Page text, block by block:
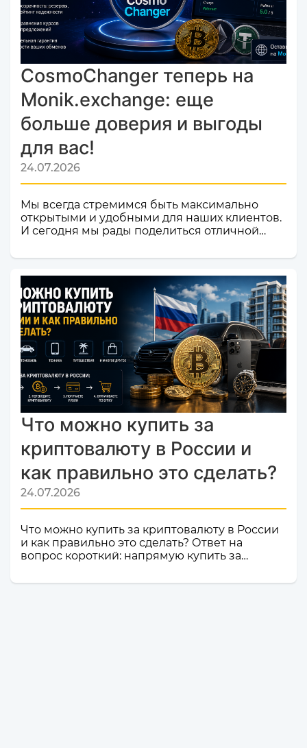
CosmoChanger теперь на
Monik.exchange: еще
больше доверия и выгоды
для вас!
24.07.2026
Мы всегда стремимся быть максимально
открытыми и удобными для наших клиентов.
И сегодня мы рады поделиться отличной
валют и криптовалют CosmoChanger
официально добавлен в листинг
мониторинга обменников
Monik.exchange.Что это значит для вас?
Только плюсы! Мы делаем всё, чтобы каждый
ваш обмен был быстрым, безопасным и
комфортным.Почему это важное событие?
Попадание в список надежных платформ на
Monik.exchange — это знак каче...
Что можно купить за
криптовалюту в России и
как правильно это сделать?
24.07.2026
Что можно купить за криптовалюту в России
и как правильно это сделать? Ответ на
вопрос короткий: напрямую купить за
нельзя. Российское законодательство не